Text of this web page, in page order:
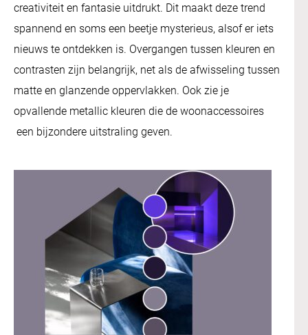
creativiteit en fantasie uitdrukt. Dit maakt deze trend
spannend en soms een beetje mysterieus, alsof er iets
nieuws te ontdekken is. Overgangen tussen kleuren en
contrasten zijn belangrijk, net als de afwisseling tussen
matte en glanzende oppervlakken. Ook zie je
opvallende metallic kleuren die de woonaccessoires
een bijzondere uitstraling geven.